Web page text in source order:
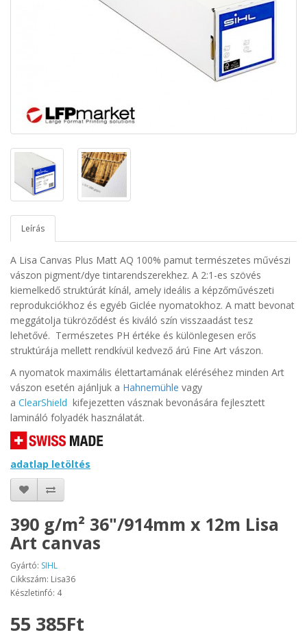
Leírás
A Lisa Canvas Plus Matt AQ 100% pamut természetes művészi
vászon pigment/dye tintarendszerekhez. A 2:1-es szövés
kiemelkedő struktúrát kínál, amely ideális a képzőművészeti
reprodukciókhoz és egyéb Giclée nyomatokhoz. A matt bevonat
meggátolja tükröződést és kiváló szín visszaadást tesz
lehetővé. Természetes PH értéke és különlegesen erős
struktúrája mellett rendkívül kedvező árú Fine Art vászon.
A nyomatok maximális élettartamának eléréséhez minden Art
vászon esetén ajánljuk a Hahnemühle vagy
a ClearShield kifejezetten vásznak bevonására fejlesztett
lamináló folyadék használatát.
adatlap letöltés
390 g/m² 36"/914mm x 12m Lisa
Art canvas
Gyártó: SIHL
Cikkszám: Lisa36
Készletinfó: 4
55 385Ft